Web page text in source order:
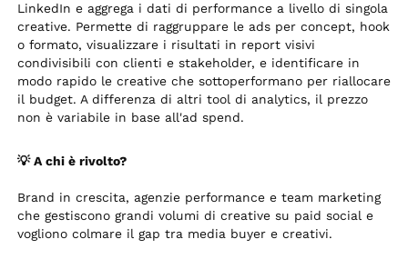
LinkedIn e aggrega i dati di performance a livello di singola
creative. Permette di raggruppare le ads per concept, hook
o formato, visualizzare i risultati in report visivi
condivisibili con clienti e stakeholder, e identificare in
modo rapido le creative che sottoperformano per riallocare
il budget. A differenza di altri tool di analytics, il prezzo
non è variabile in base all'ad spend.
💡 A chi è rivolto?
Brand in crescita, agenzie performance e team marketing
che gestiscono grandi volumi di creative su paid social e
vogliono colmare il gap tra media buyer e creativi.